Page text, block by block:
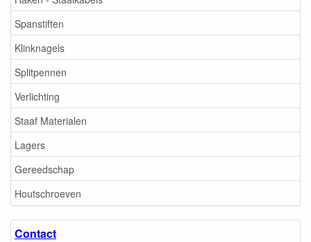
Spanstiften
Klinknagels
Splitpennen
Verlichting
Staaf Materialen
Lagers
Gereedschap
Houtschroeven
Contact